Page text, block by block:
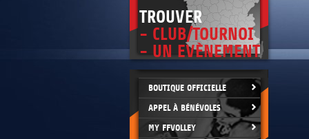
TROUVER
- CLUB/TOURNOI
- UN EVÈNEMENT
BOUTIQUE OFFICIELLE
APPEL À BÉNÉVOLES
MY FFVOLLEY